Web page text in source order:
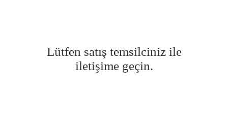
Lütfen satış temsilciniz ile
iletişime geçin.